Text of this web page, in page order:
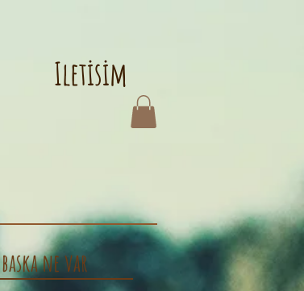
Iletisim
baska ne var